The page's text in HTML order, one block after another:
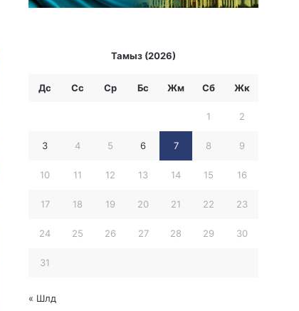
Тамыз (2026)
Дс Сс Ср Бc Жм Сб Жк
1 2
3 4 5 6 7 8 9
10 11 12 13 14 15 16
17 18 19 20 21 22 23
24 25 26 27 28 29 30
31
« Шлд